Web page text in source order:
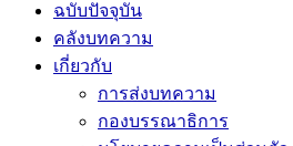
ฉบับปัจจุบัน
คลังบทความ
เกี่ยวกับ
การส่งบทความ
กองบรรณาธิการ